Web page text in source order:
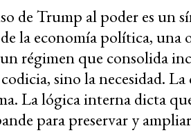
de Trump al poder es un
la economía política, una
régimen que consolida
sino la necesidad.
La lógica interna dicta
para preservar y